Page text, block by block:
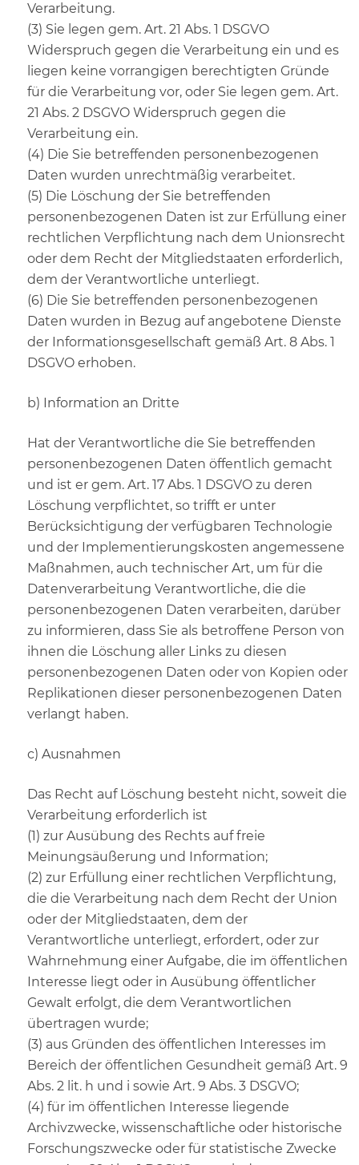
Verarbeitung.
(3) Sie legen gem. Art. 21 Abs. 1 DSGVO
Widerspruch gegen die Verarbeitung ein und es
liegen keine vorrangigen berechtigten Gründe
für die Verarbeitung vor, oder Sie legen gem. Art.
21 Abs. 2 DSGVO Widerspruch gegen die
Verarbeitung ein.
(4) Die Sie betreffenden personenbezogenen
Daten wurden unrechtmäßig verarbeitet.
(5) Die Löschung der Sie betreffenden
personenbezogenen Daten ist zur Erfüllung einer
rechtlichen Verpflichtung nach dem Unionsrecht
oder dem Recht der Mitgliedstaaten erforderlich,
dem der Verantwortliche unterliegt.
(6) Die Sie betreffenden personenbezogenen
Daten wurden in Bezug auf angebotene Dienste
der Informationsgesellschaft gemäß Art. 8 Abs. 1
DSGVO erhoben.
b) Information an Dritte
Hat der Verantwortliche die Sie betreffenden
personenbezogenen Daten öffentlich gemacht
und ist er gem. Art. 17 Abs. 1 DSGVO zu deren
Löschung verpflichtet, so trifft er unter
Berücksichtigung der verfügbaren Technologie
und der Implementierungskosten angemessene
Maßnahmen, auch technischer Art, um für die
Datenverarbeitung Verantwortliche, die die
personenbezogenen Daten verarbeiten, darüber
zu informieren, dass Sie als betroffene Person von
ihnen die Löschung aller Links zu diesen
personenbezogenen Daten oder von Kopien oder
Replikationen dieser personenbezogenen Daten
verlangt haben.
c) Ausnahmen
Das Recht auf Löschung besteht nicht, soweit die
Verarbeitung erforderlich ist
(1) zur Ausübung des Rechts auf freie
Meinungsäußerung und Information;
(2) zur Erfüllung einer rechtlichen Verpflichtung,
die die Verarbeitung nach dem Recht der Union
oder der Mitgliedstaaten, dem der
Verantwortliche unterliegt, erfordert, oder zur
Wahrnehmung einer Aufgabe, die im öffentlichen
Interesse liegt oder in Ausübung öffentlicher
Gewalt erfolgt, die dem Verantwortlichen
übertragen wurde;
(3) aus Gründen des öffentlichen Interesses im
Bereich der öffentlichen Gesundheit gemäß Art. 9
Abs. 2 lit. h und i sowie Art. 9 Abs. 3 DSGVO;
(4) für im öffentlichen Interesse liegende
Archivzwecke, wissenschaftliche oder historische
Forschungszwecke oder für statistische Zwecke